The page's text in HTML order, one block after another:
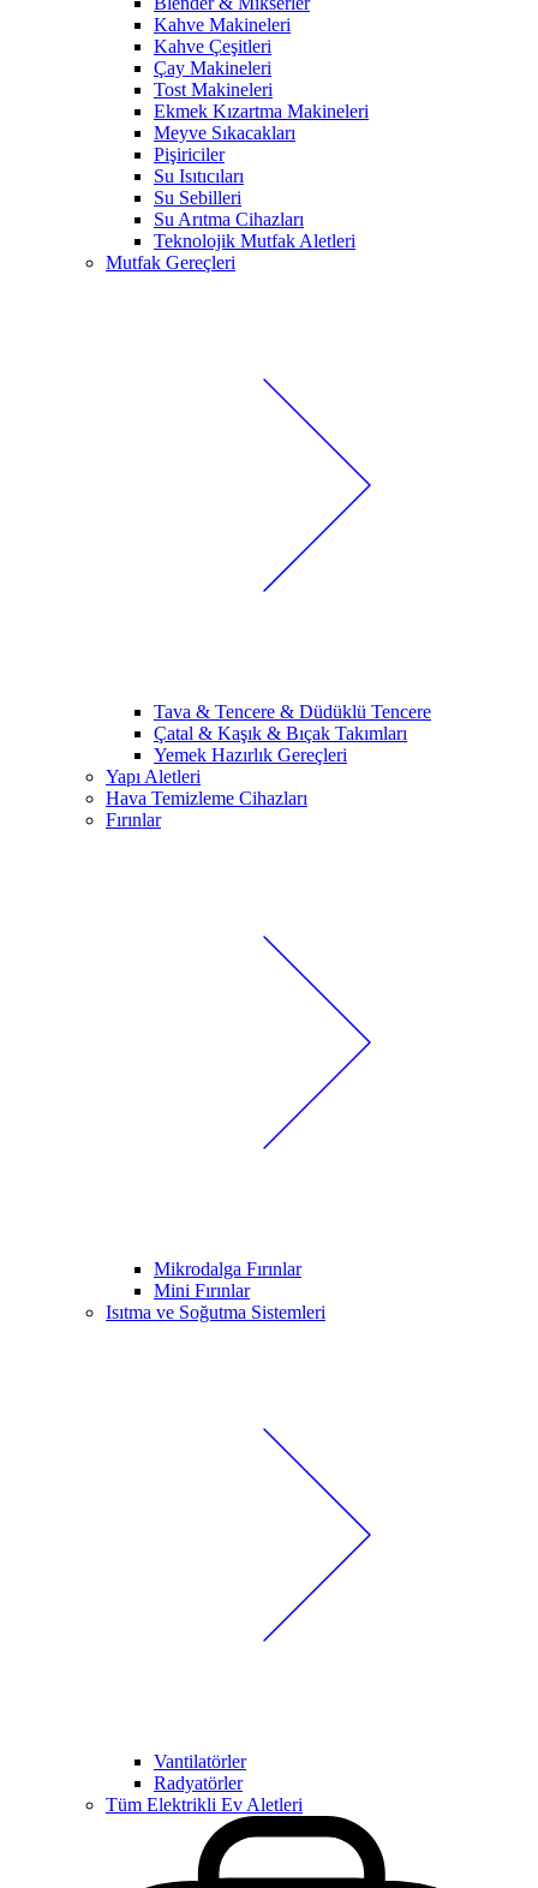
Kahve Makineleri
Kahve Çeşitleri
Çay Makineleri
Tost Makineleri
Ekmek Kızartma Makineleri
Meyve Sıkacakları
Pişiriciler
Su Isıtıcıları
Su Sebilleri
Su Arıtma Cihazları
Teknolojik Mutfak Aletleri
Mutfak Gereçleri
Tava & Tencere & Düdüklü Tencere
Çatal & Kaşık & Bıçak Takımları
Yemek Hazırlık Gereçleri
Yapı Aletleri
Hava Temizleme Cihazları
Fırınlar
Mikrodalga Fırınlar
Mini Fırınlar
Isıtma ve Soğutma Sistemleri
Vantilatörler
Radyatörler
Tüm Elektrikli Ev Aletleri